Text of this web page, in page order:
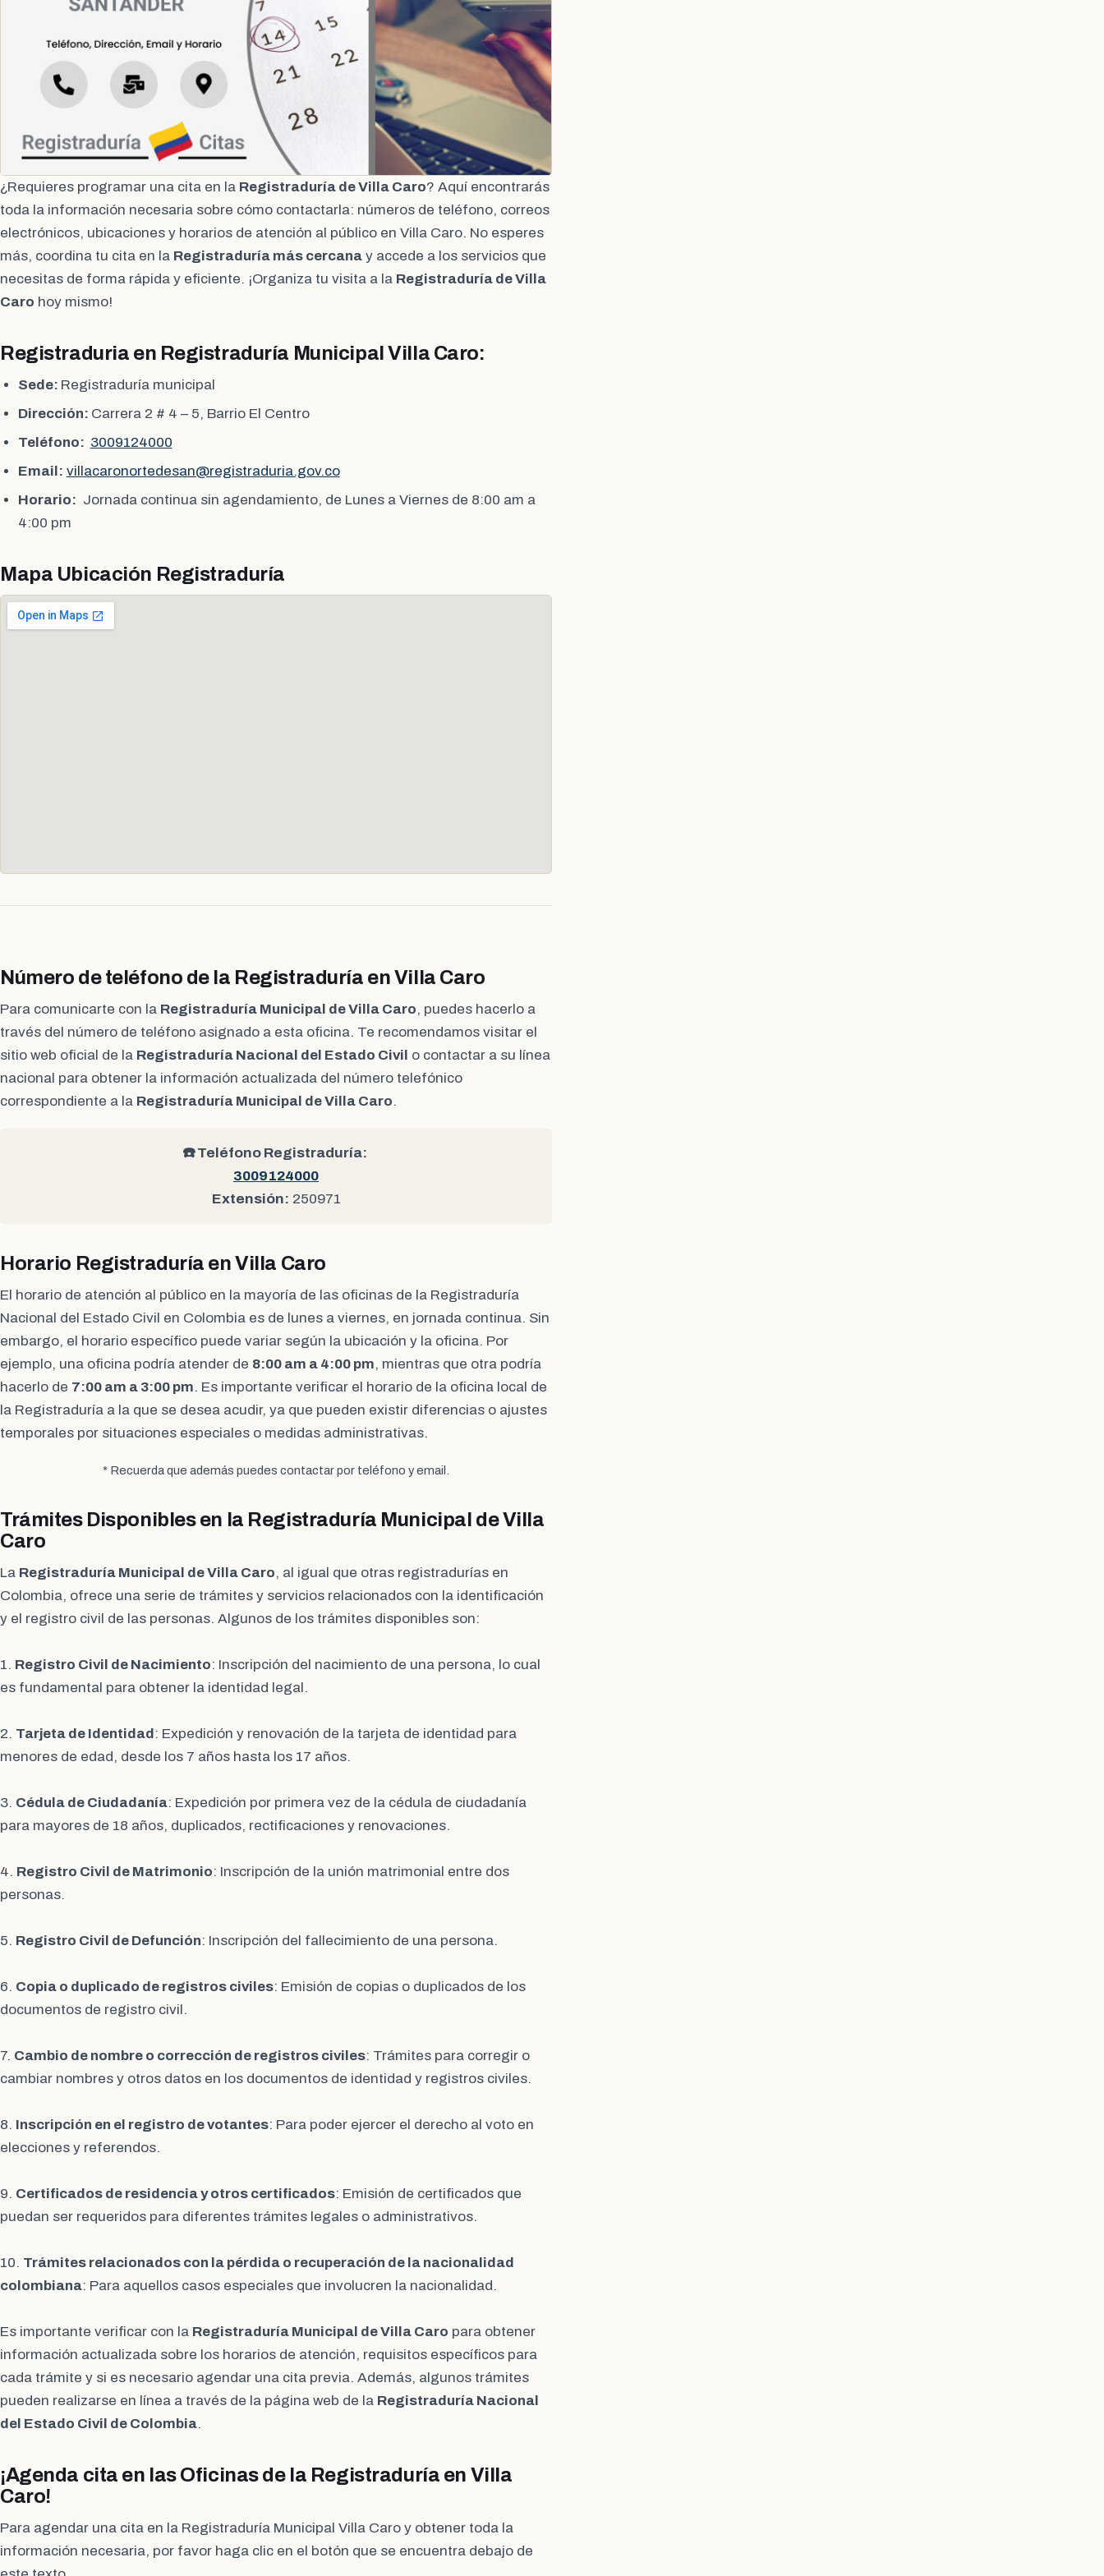
¿Requieres programar una cita en la Registraduría de Villa Caro? Aquí encontrarás
toda la información necesaria sobre cómo contactarla: números de teléfono, correos
electrónicos, ubicaciones y horarios de atención al público en Villa Caro. No esperes
más, coordina tu cita en la Registraduría más cercana y accede a los servicios que
necesitas de forma rápida y eficiente. ¡Organiza tu visita a la Registraduría de Villa
Caro hoy mismo!
Registraduria en Registraduría Municipal Villa Caro:
Sede: Registraduría municipal
Dirección: Carrera 2 # 4 – 5, Barrio El Centro
Teléfono: 3009124000
Email: villacaronortedesan@registraduria.gov.co
Horario: Jornada continua sin agendamiento, de Lunes a Viernes de 8:00 am a
4:00 pm
Mapa Ubicación Registraduría
Número de teléfono de la Registraduría en Villa Caro
Para comunicarte con la Registraduría Municipal de Villa Caro, puedes hacerlo a
través del número de teléfono asignado a esta oficina. Te recomendamos visitar el
sitio web oficial de la Registraduría Nacional del Estado Civil o contactar a su línea
nacional para obtener la información actualizada del número telefónico
correspondiente a la Registraduría Municipal de Villa Caro.
☎️ Teléfono Registraduría:
3009124000
Extensión: 250971
Horario Registraduría en Villa Caro
El horario de atención al público en la mayoría de las oficinas de la Registraduría
Nacional del Estado Civil en Colombia es de lunes a viernes, en jornada continua. Sin
embargo, el horario específico puede variar según la ubicación y la oficina. Por
ejemplo, una oficina podría atender de 8:00 am a 4:00 pm, mientras que otra podría
hacerlo de 7:00 am a 3:00 pm. Es importante verificar el horario de la oficina local de
la Registraduría a la que se desea acudir, ya que pueden existir diferencias o ajustes
temporales por situaciones especiales o medidas administrativas.
* Recuerda que además puedes contactar por teléfono y email.
Trámites Disponibles en la Registraduría Municipal de Villa
Caro
La Registraduría Municipal de Villa Caro, al igual que otras registradurías en
Colombia, ofrece una serie de trámites y servicios relacionados con la identificación
y el registro civil de las personas. Algunos de los trámites disponibles son:
1. Registro Civil de Nacimiento: Inscripción del nacimiento de una persona, lo cual
es fundamental para obtener la identidad legal.
2. Tarjeta de Identidad : Expedición y renovación de la tarjeta de identidad para
menores de edad, desde los 7 años hasta los 17 años.
3. Cédula de Ciudadanía: Expedición por primera vez de la cédula de ciudadanía
para mayores de 18 años, duplicados, rectificaciones y renovaciones.
4. Registro Civil de Matrimonio: Inscripción de la unión matrimonial entre dos
personas.
5. Registro Civil de Defunción: Inscripción del fallecimiento de una persona.
6. Copia o duplicado de registros civiles: Emisión de copias o duplicados de los
documentos de registro civil.
7. Cambio de nombre o corrección de registros civiles: Trámites para corregir o
cambiar nombres y otros datos en los documentos de identidad y registros civiles.
8. Inscripción en el registro de votantes: Para poder ejercer el derecho al voto en
elecciones y referendos.
9. Certificados de residencia y otros certificados: Emisión de certificados que
puedan ser requeridos para diferentes trámites legales o administrativos.
10. Trámites relacionados con la pérdida o recuperación de la nacionalidad
colombiana: Para aquellos casos especiales que involucren la nacionalidad.
Es importante verificar con la Registraduría Municipal de Villa Caro para obtener
información actualizada sobre los horarios de atención, requisitos específicos para
cada trámite y si es necesario agendar una cita previa. Además, algunos trámites
pueden realizarse en línea a través de la página web de la Registraduría Nacional
del Estado Civil de Colombia.
¡Agenda cita en las Oficinas de la Registraduría en Villa
Caro!
Para agendar una cita en la Registraduría Municipal Villa Caro y obtener toda la
información necesaria, por favor haga clic en el botón que se encuentra debajo de